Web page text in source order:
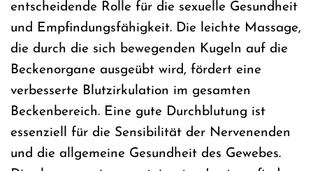
entscheidende Rolle für die sexuelle Gesundheit
und Empfindungsfähigkeit. Die leichte Massage,
die durch die sich bewegenden Kugeln auf die
Beckenorgane ausgeübt wird, fördert eine
verbesserte Blutzirkulation im gesamten
Beckenbereich. Eine gute Durchblutung ist
essenziell für die Sensibilität der Nervenenden
und die allgemeine Gesundheit des Gewebes.